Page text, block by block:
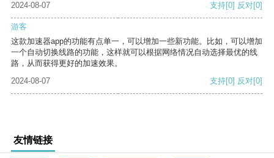
2024-08-07 支持[0] 反对[0]
游客
这款加速器app的功能有点单一，可以增加一些新功能。比如，可以增加
一个自动切换线路的功能，这样就可以根据网络情况自动选择最优的线
路，从而获得更好的加速效果。
2024-08-07
支持[0] 反对[0]
友情链接